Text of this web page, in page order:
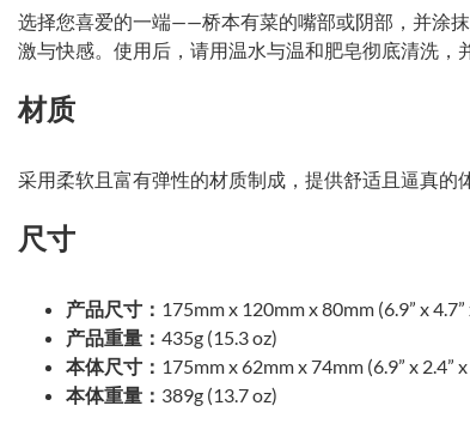
选择您喜爱的一端——桥本有菜的嘴部或阴部，并涂
激与快感。使用后，请用温水与温和肥皂彻底清洗，
材质
采用柔软且富有弹性的材质制成，提供舒适且逼真的
尺寸
产品尺寸： 175mm x 120mm x 80mm (6.9” x 4.7”
产品重量： 435g (15.3 oz)
本体尺寸： 175mm x 62mm x 74mm (6.9” x 2.4” x
本体重量： 389g (13.7 oz)